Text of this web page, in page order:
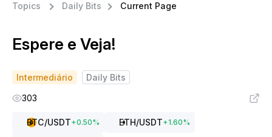
Topics
Daily Bits Current Page
Espere e Veja!
Intermediário
Daily Bits
303
BTC/USDT+0.50% ETH/USDT+1.60%